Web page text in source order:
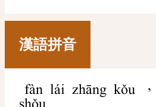
漢語拼音
fàn lái zhāng kǒu
shǒu